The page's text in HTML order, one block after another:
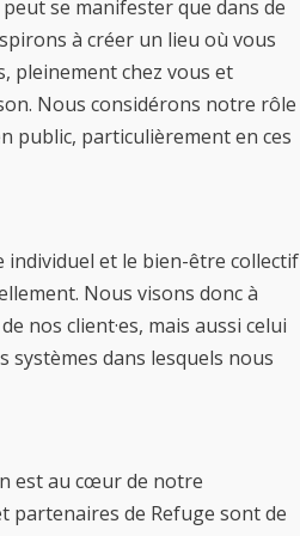
se manifester que dans de
à créer un lieu où vous
pleinement chez vous et
Nous considérons notre rôle
public, particulièrement en ces
et le bien-être collectif
Nous visons donc à
nos client·es, mais aussi celui
systèmes dans lesquels nous
est au cœur de notre
partenaires de Refuge sont de